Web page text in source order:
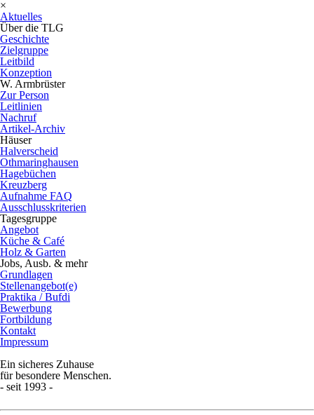
×
Aktuelles
Über die TLG
Geschichte
Zielgruppe
Leitbild
Konzeption
W. Armbrüster
Zur Person
Leitlinien
Nachruf
Artikel-Archiv
Häuser
Halverscheid
Othmaringhausen
Hagebüchen
Kreuzberg
Aufnahme FAQ
Ausschlusskriterien
Tagesgruppe
Angebot
Küche & Café
Holz & Garten
Jobs, Ausb. & mehr
Grundlagen
Stellenangebot(e)
Praktika / Bufdi
Bewerbung
Fortbildung
Kontakt
Impressum
Ein sicheres Zuhause
für besondere Menschen.
- seit 1993 -